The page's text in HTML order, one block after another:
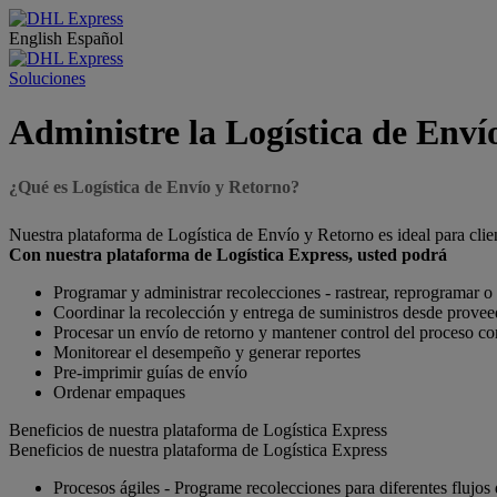
English Español
Soluciones
Administre la Logística de
¿Qué es Logística de Envío y Retorno?
Nuestra plataforma de Logística de Envío y Retorno es ideal para
Con nuestra plataforma de Logística Express, usted podrá
Programar y administrar recolecciones - rastrear, reprogramar o
Coordinar la recolección y entrega de suministros desde
Procesar un envío de retorno y mantener control del proceso
Monitorear el desempeño y generar reportes
Pre-imprimir guías de envío
Ordenar empaques
Beneficios de nuestra plataforma de Logística Express
Beneficios de nuestra plataforma de Logística Express
Procesos ágiles - Programe recolecciones para diferentes